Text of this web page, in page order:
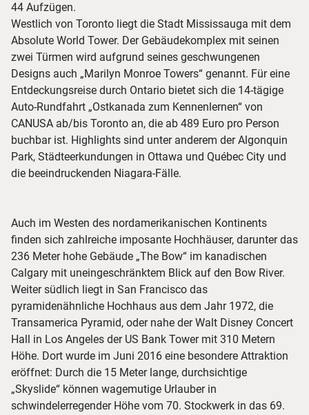
44 Aufzügen.
Westlich von Toronto liegt die Stadt Mississauga mit dem
Absolute World Tower. Der Gebäudekomplex mit seinen
zwei Türmen wird aufgrund seines geschwungenen
Designs auch „Marilyn Monroe Towers“ genannt. Für eine
Entdeckungsreise durch Ontario bietet sich die 14-tägige
Auto-Rundfahrt „Ostkanada zum Kennenlernen“ von
CANUSA ab/bis Toronto an, die ab 489 Euro pro Person
buchbar ist. Highlights sind unter anderem der Algonquin
Park, Städteerkundungen in Ottawa und Québec City und
die beeindruckenden Niagara-Fälle.
Auch im Westen des nordamerikanischen Kontinents
finden sich zahlreiche imposante Hochhäuser, darunter das
236 Meter hohe Gebäude „The Bow“ im kanadischen
Calgary mit uneingeschränktem Blick auf den Bow River.
Weiter südlich liegt in San Francisco das
pyramidenähnliche Hochhaus aus dem Jahr 1972, die
Transamerica Pyramid, oder nahe der Walt Disney Concert
Hall in Los Angeles der US Bank Tower mit 310 Metern
Höhe. Dort wurde im Juni 2016 eine besondere Attraktion
eröffnet: Durch die 15 Meter lange, durchsichtige
„Skyslide“ können wagemutige Urlauber in
schwindelerregender Höhe vom 70. Stockwerk in das 69.